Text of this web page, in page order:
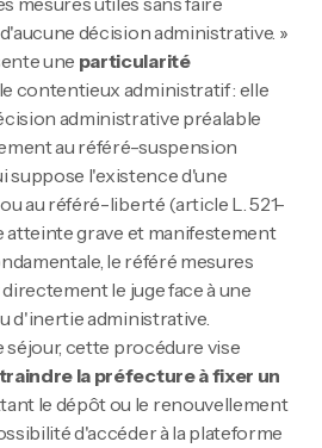
décision administrative. »
une particularité
contentieux administratif : elle
administrative préalable
au référé-suspension
suppose l'existence d'une
au référé-liberté (article L. 521-
atteinte grave et manifestement
le référé mesures
le juge face à une
d'inertie administrative.
séjour, cette procédure vise
la préfecture à fixer un
le dépôt ou le renouvellement
d'accéder à la plateforme